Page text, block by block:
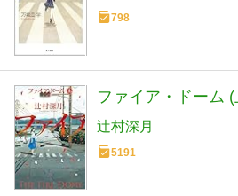
798
ファイア・ドーム (
辻村深月
5191